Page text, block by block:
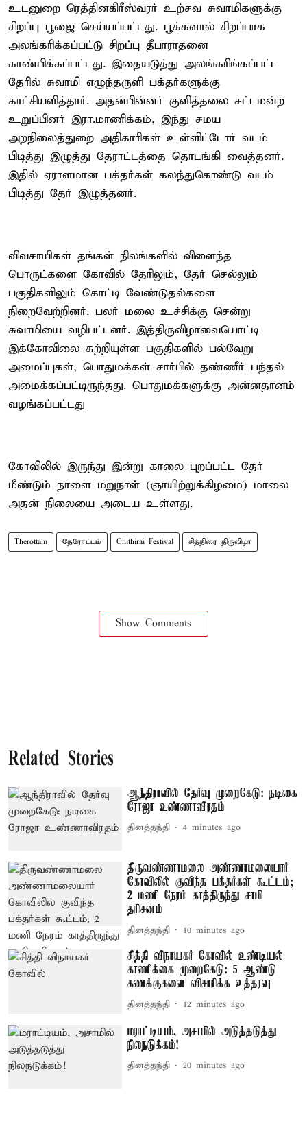
உடனுறை ரெத்தினகிரீஸ்வரர் உற்சவ சுவாமிகளுக்கு
சிறப்பு பூஜை செய்யப்பட்டது. பூக்களால் சிறப்பாக
அலங்கரிக்கப்பட்டு சிறப்பு தீபாராதனை
காண்பிக்கப்பட்டது. இதையடுத்து அலங்கரிங்கப்பட்ட
தேரில் சுவாமி எழுந்தருளி பக்தர்களுக்கு
காட்சியளித்தார். அதன்பின்னர் குளித்தலை சட்டமன்ற
உறுப்பினர் இரா.மாணிக்கம், இந்து சமய
அறநிலைத்துறை அதிகாரிகள் உள்ளிட்டோர் வடம்
பிடித்து இழுத்து தேராட்டத்தை தொடங்கி வைத்தனர்.
இதில் ஏராளமான பக்தர்கள் கலந்துகொண்டு வடம்
பிடித்து தேர் இழுத்தனர்.
விவசாயிகள் தங்கள் நிலங்களில் விளைந்த
பொருட்களை கோவில் தேரிலும், தேர் செல்லும்
பகுதிகளிலும் கொட்டி வேண்டுதல்களை
நிறைவேற்றினர். பலர் மலை உச்சிக்கு சென்று
சுவாமியை வழிபட்டனர். இத்திருவிழாவையொட்டி
இக்கோவிலை சுற்றியுள்ள பகுதிகளில் பல்வேறு
அமைப்புகள், பொதுமக்கள் சார்பில் தண்ணீர் பந்தல்
அமைக்கப்பட்டிருந்தது. பொதுமக்களுக்கு அன்னதானம்
வழங்கப்பட்டது
கோவிலில் இருந்து இன்று காலை புறப்பட்ட தேர்
மீண்டும் நாளை மறுநாள் (ஞாயிற்றுக்கிழமை) மாலை
அதன் நிலையை அடைய உள்ளது.
Therottam தேரோட்டம் Chithirai Festival சித்திரை திருவிழா
Show Comments
Related Stories
ஆந்திராவில் தேர்வு முறைகேடு: நடிகை
ரோஜா உண்ணாவிரதம்
தினத்தந்தி 4 minutes ago
திருவண்ணாமலை அண்ணாமலையார்
கோவிலில் குவிந்த பக்தர்கள் கூட்டம்;
2 மணி நேரம் காத்திருந்து சாமி
தரிசனம்
தினத்தந்தி 10 minutes ago
சித்தி விநாயகர் கோவில் உண்டியல்
காணிக்கை முறைகேடு: 5 ஆண்டு
கணக்குகளை விசாரிக்க உத்தரவு
தினத்தந்தி 12 minutes ago
மராட்டியம், அசாமில் அடுத்தடுத்து
நிலநடுக்கம்!
தினத்தந்தி 20 minutes ago